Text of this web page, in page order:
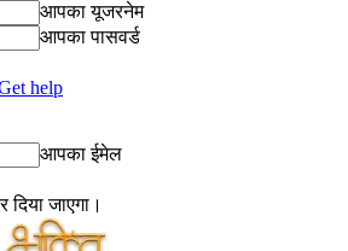
आपका यूजरनेम
आपका पासवर्ड
help
आपका ईमेल
जाएगा।